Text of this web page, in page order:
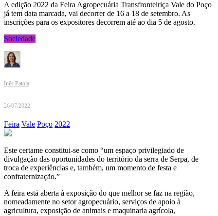
A edição 2022 da Feira Agropecuária Transfronteiriça Vale do Poço
já tem data marcada, vai decorrer de 16 a 18 de setembro. As
inscrições para os expositores decorrem até ao dia 5 de agosto.
Sociedade
Inês Patola
26/07/2022
Feira Vale Poço 2022
Este certame constitui-se como “um espaço privilegiado de
divulgação das oportunidades do território da serra de Serpa, de
troca de experiências e, também, um momento de festa e
confraternização.”
A feira está aberta à exposição do que melhor se faz na região,
nomeadamente no setor agropecuário, serviços de apoio à
agricultura, exposição de animais e maquinaria agrícola,